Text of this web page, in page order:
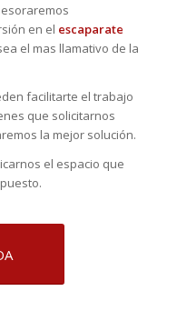
en el escaparate
el mas llamativo de la
facilitarte el trabajo
que solicitarnos
la mejor solución.
el espacio que